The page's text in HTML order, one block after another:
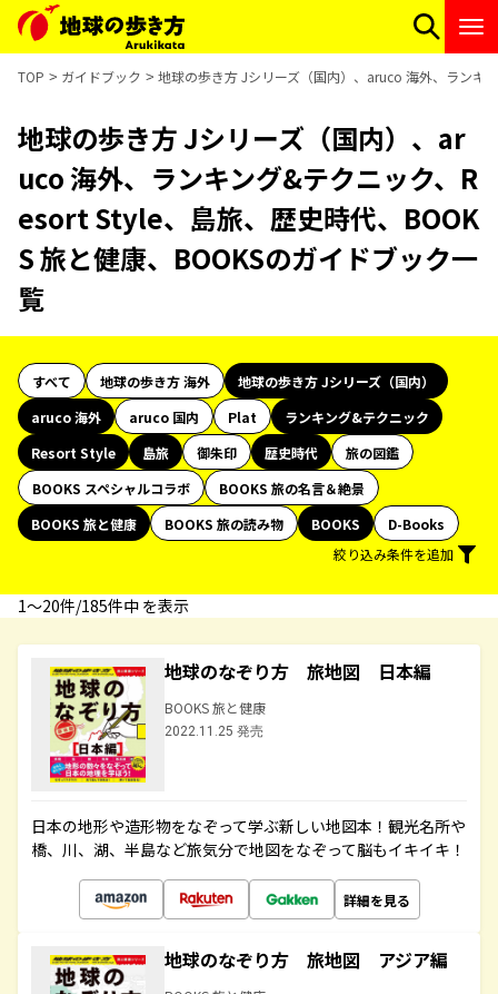
TOP ガイドブック 地球の歩き方 Jシリーズ（国内）、aruco 海外、ランキ
地球の歩き方 Jシリーズ（国内）、ar
uco 海外、ランキング&テクニック、R
esort Style、島旅、歴史時代、BOOK
S 旅と健康、BOOKSのガイドブック一
覧
すべて 地球の歩き方 海外
地球の歩き方 Jシリーズ（国内）
aruco 海外
aruco 国内 Plat
ランキング&テクニック
Resort Style
島旅 御朱印 歴史時代
旅の図鑑
BOOKS スペシャルコラボ
BOOKS 旅の名言＆絶景
BOOKS 旅と健康
BOOKS 旅の読み物 BOOKS
D-Books
絞り込み条件を追加
1〜20件/185件中 を表示
地球のなぞり方 旅地図 日本編
BOOKS 旅と健康
2022.11.25 発売
日本の地形や造形物をなぞって学ぶ新しい地図本！観光名所や
橋、川、湖、半島など旅気分で地図をなぞって脳もイキイキ！
詳細を見る
地球のなぞり方 旅地図 アジア編